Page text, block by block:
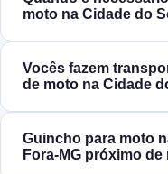
moto na Cidade do
Vocês fazem
de moto na Cidade
Guincho para moto
Fora‑MG próximo